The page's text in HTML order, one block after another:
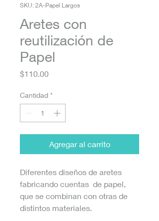
SKU: 2A-Papel Largos
Aretes con
reutilización de
Papel
$110.00Precio
Cantidad *
Agregar al carrito
Diferentes diseños de aretes
fabricando cuentas de papel,
que se combinan con otras de
distintos materiales.